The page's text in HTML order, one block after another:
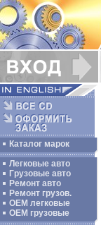
Каталог марок
Легковые авто
Грузовые авто
Ремонт авто
Ремонт грузов.
ОЕМ легковые
OEM грузовые